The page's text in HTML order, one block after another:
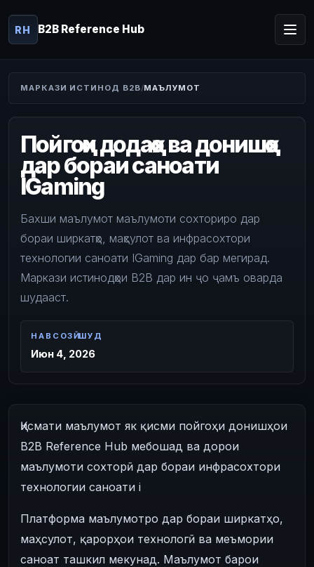
RH B2B Reference Hub
МАРКАЗИ ИСТИНОД B2B МАЪЛУМОТ
Пойгоҳи додаҳо ва донишҳо
дар бораи саноати
IGaming
Бахши маълумот маълумоти сохториро дар
бораи ширкатҳо, маҳсулот ва инфрасохтори
технологии саноати IGaming дар бар мегирад.
Маркази истинодҳои B2B дар ин ҷо ҷамъ оварда
шудааст.
НАВСОЗӢ ШУД
Июн 4, 2026
Қисмати маълумот як қисми пойгоҳи донишҳои
B2B Reference Hub мебошад ва дорои
маълумоти сохторӣ дар бораи инфрасохтори
технологии саноати i
Платформа маълумотро дар бораи ширкатҳо,
маҳсулот, қарорҳои технологӣ ва меъмории
саноат ташкил мекунад. Маълумот барои